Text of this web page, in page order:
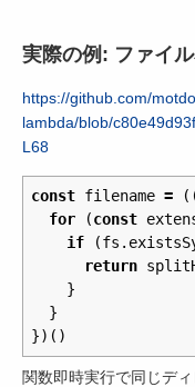
実際の例: ファイ
https://github.com/
lambda/blob/
L68
const filename =
for
(const
if
(fs .
return
}
}
})()
関数即時実行で同じデ